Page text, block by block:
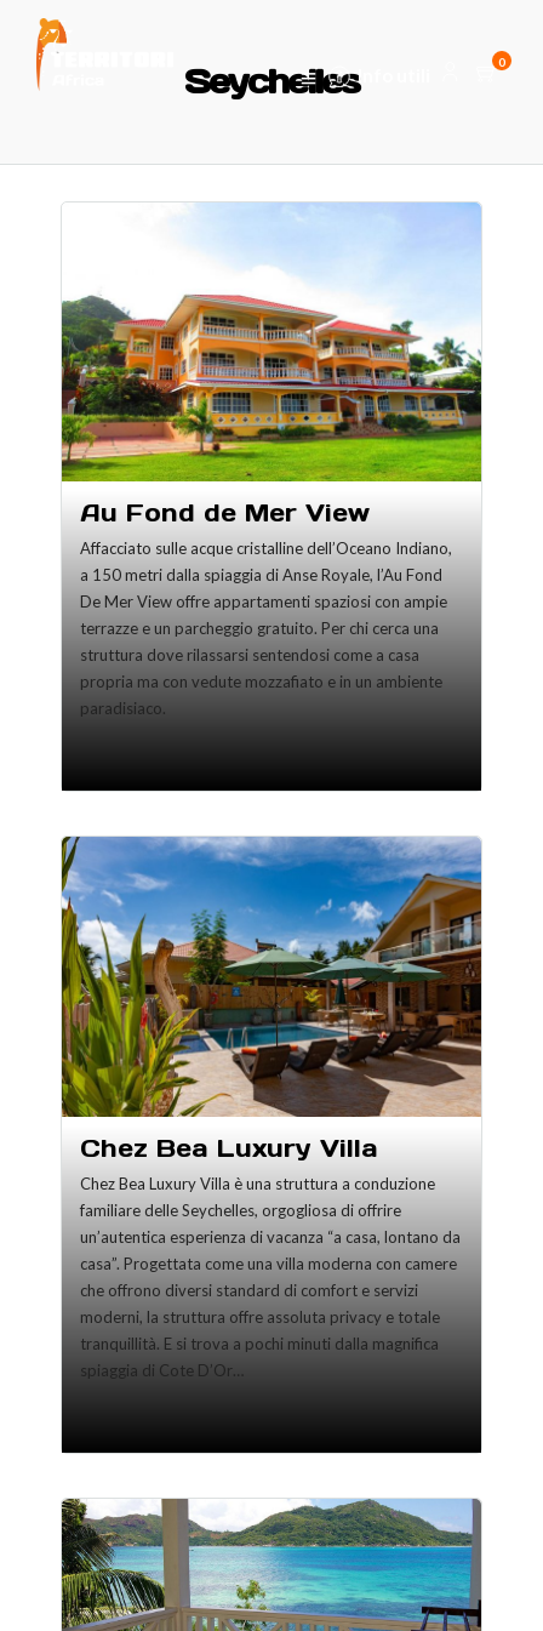
Info utili
0
Seychelles
Au Fond de Mer View
Affacciato sulle acque cristalline dell’Oceano Indiano,
a 150 metri dalla spiaggia di Anse Royale, l’Au Fond
De Mer View offre appartamenti spaziosi con ampie
terrazze e un parcheggio gratuito. Per chi cerca una
struttura dove rilassarsi sentendosi come a casa
propria ma con vedute mozzafiato e in un ambiente
paradisiaco.
Chez Bea Luxury Villa
Chez Bea Luxury Villa è una struttura a conduzione
familiare delle Seychelles, orgogliosa di offrire
un’autentica esperienza di vacanza “a casa, lontano da
casa”. Progettata come una villa moderna con camere
che offrono diversi standard di comfort e servizi
moderni, la struttura offre assoluta privacy e totale
tranquillità. E si trova a pochi minuti dalla magnifica
spiaggia di Cote D’Or…